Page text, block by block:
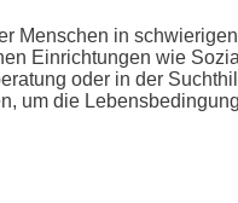
Menschen in
Einrichtungen wie
oder in der
um die